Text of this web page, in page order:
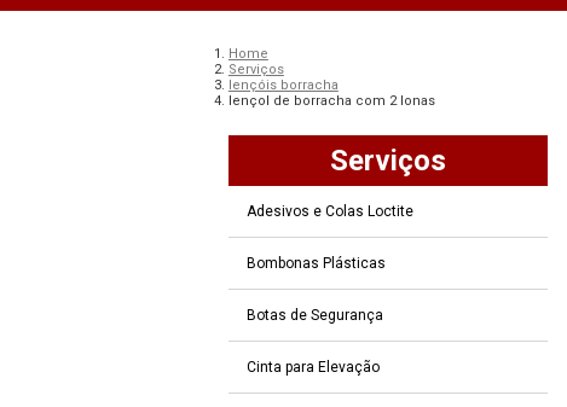
Home
Serviços
lençóis borracha
lençol de borracha com 2 lonas
Serviços
Adesivos e Colas Loctite
Bombonas Plásticas
Botas de Segurança
Cinta para Elevação